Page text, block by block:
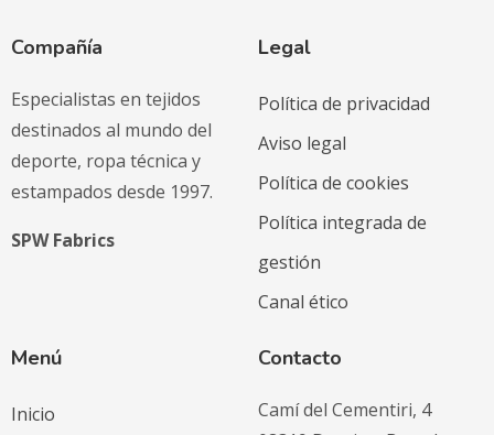
Compañía
Especialistas en tejidos
destinados al mundo del
deporte, ropa técnica y
estampados desde 1997.
SPW Fabrics
Legal
Política de privacidad
Aviso legal
Política de cookies
Política integrada de
gestión
Canal ético
Menú
Inicio
Contacto
Camí del Cementiri, 4